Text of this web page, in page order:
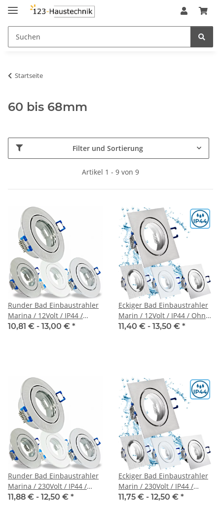
Startseite
60 bis 68mm
Filter und Sortierung
Artikel 1 - 9 von 9
Runder Bad Einbaustrahler
Marina / 12Volt / IP44 /
Ohne LED Leuchtmittel
10,81 € - 13,00 € *
Eckiger Bad Einbaustrahler
Marin / 12Volt / IP44 / Ohne
LED Leuchtmittel
11,40 € - 13,50 € *
Runder Bad Einbaustrahler
Marina / 230Volt / IP44 /
Ohne LED Leuchtmittel
11,88 € - 12,50 € *
Eckiger Bad Einbaustrahler
Marin / 230Volt / IP44 /
Ohne LED Leuchtmittel
11,75 € - 12,50 € *